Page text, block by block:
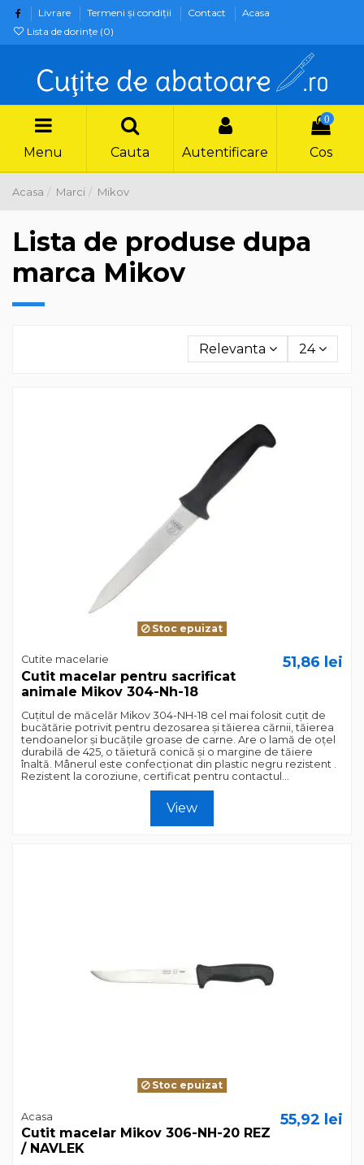
Livrare Termeni şi condiţii Contact
Acasa
Lista de dorințe (0)
Menu Cauta Autentificare
0
Cos
Acasa Marci Mikov
Lista de produse dupa
marca Mikov
Relevanta 24
Stoc epuizat
Cutite macelarie
Cutit macelar pentru sacrificat
animale Mikov 304-Nh-18
51,86 lei
Cuțitul de măcelăr Mikov 304-NH-18 cel mai folosit cuțit de
bucătărie potrivit pentru dezosarea și tăierea cărnii, tăierea
tendoanelor și bucățile groase de carne. Are o lamă de oțel
durabilă de 425, o tăietură conică și o margine de tăiere
înaltă. Mânerul este confecționat din plastic negru rezistent .
Rezistent la coroziune, certificat pentru contactul...
View
Stoc epuizat
Acasa
Cutit macelar Mikov 306-NH-20 REZ
/ NAVLEK
55,92 lei